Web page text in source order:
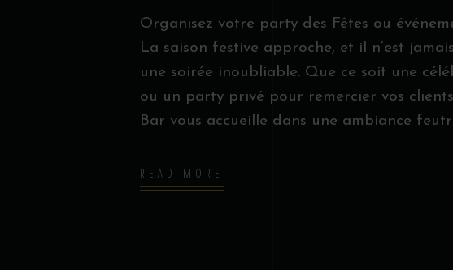
Organisez votre party des Fêtes ou
La saison festive approche, et il n’est
une soirée inoubliable. Que ce soit une
ou un party privé pour remercier vos
Bar vous accueille dans une ambiance
READ MORE